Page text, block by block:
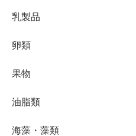
乳製品
卵類
果物
油脂類
海藻・藻類